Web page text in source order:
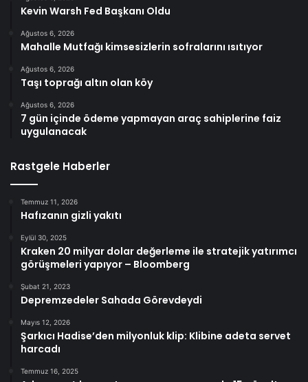
Kevin Warsh Fed Başkanı Oldu
Ağustos 6, 2026
Mahalle Mutfağı kimsesizlerin sofralarını ısıtıyor
Ağustos 6, 2026
Taşı toprağı altın olan köy
Ağustos 6, 2026
7 gün içinde ödeme yapmayan araç sahiplerine faiz
uygulanacak
Rastgele Haberler
Temmuz 11, 2026
Hafızanın gizli yakıtı
Eylül 30, 2025
Kraken 20 milyar dolar değerleme ile stratejik yatırımcı
görüşmeleri yapıyor – Bloomberg
Şubat 21, 2023
Depremzedeler Sahada Görevdeydi
Mayıs 12, 2026
Şarkıcı Hadise’den milyonluk klip: Klibine adeta servet
harcadı
Temmuz 16, 2025